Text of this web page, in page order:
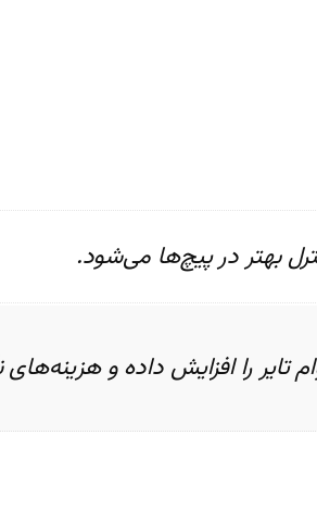
بهتر در پیچ‌ها می‌شود.
تایر را افزایش داده و